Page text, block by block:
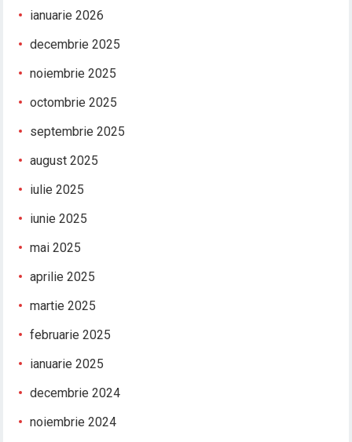
ianuarie 2026
decembrie 2025
noiembrie 2025
octombrie 2025
septembrie 2025
august 2025
iulie 2025
iunie 2025
mai 2025
aprilie 2025
martie 2025
februarie 2025
ianuarie 2025
decembrie 2024
noiembrie 2024